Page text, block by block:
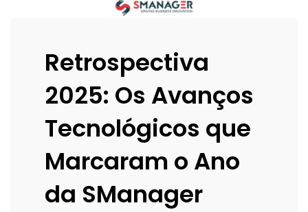
Retrospectiva
2025: Os Avanços
Tecnológicos que
Marcaram o Ano
da SManager